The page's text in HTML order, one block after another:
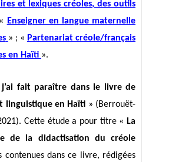
et lexiques créoles, des outils
« Enseigner en langue maternelle
» ; « Partenariat créole/français
en Haïti ».
j’ai fait paraître dans le livre de
linguistique en Haïti » (Berrouët-
Cette étude a pour titre «La
de la didactisation du créole
dans ce livre, rédigées